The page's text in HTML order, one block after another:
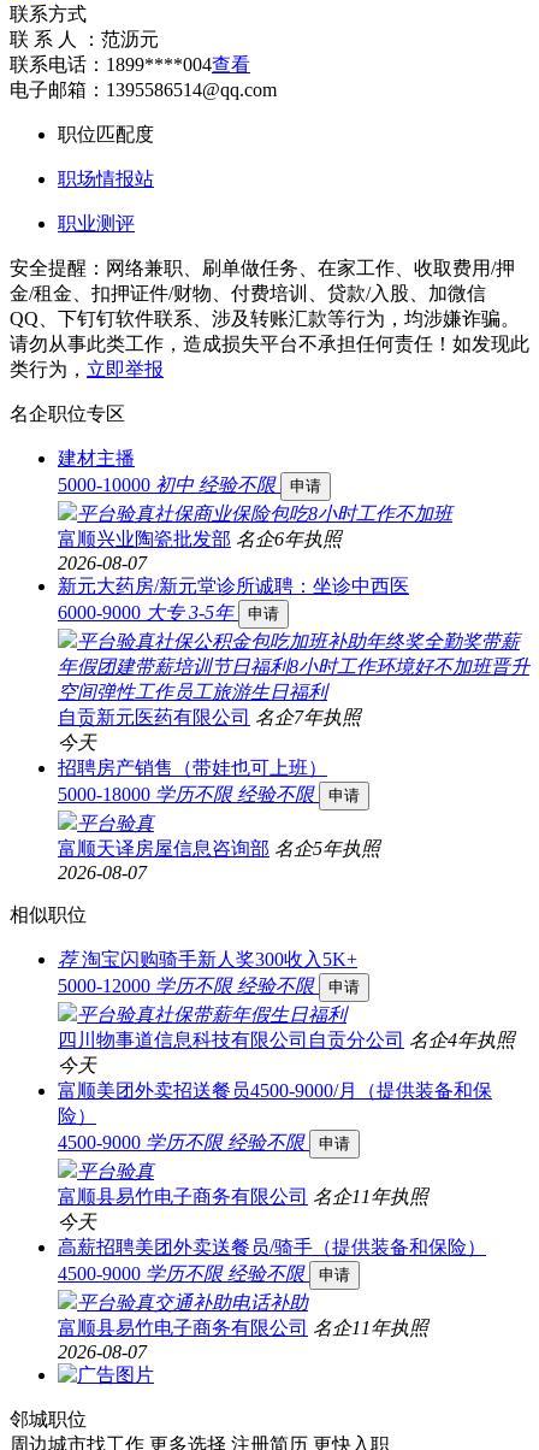
联系方式
联 系 人 ： 范沥元
联系电话： 1899****004查看
电子邮箱： 1395586514@qq.com
职位匹配度
职场情报站
职业测评
安全提醒：网络兼职、刷单做任务、在家工作、收取费用/押
金/租金、扣押证件/财物、付费培训、贷款/入股、加微信
QQ、下钉钉软件联系、涉及转账汇款等行为，均涉嫌诈骗。
请勿从事此类工作，造成损失平台不承担任何责任！如发现此
类行为， 立即举报
名企职位专区
建材主播
5000-10000 初中 经验不限 申请
平台验真社保商业保险包吃8小时工作不加班
富顺兴业陶瓷批发部 名企6年执照
2026-08-07
新元大药房/新元堂诊所诚聘：坐诊中西医
6000-9000 大专 3-5年 申请
平台验真社保公积金包吃加班补助年终奖全勤奖带薪
年假团建带薪培训节日福利8小时工作环境好不加班晋升
空间弹性工作员工旅游生日福利
自贡新元医药有限公司 名企7年执照
今天
招聘房产销售（带娃也可上班）
5000-18000 学历不限 经验不限 申请
平台验真
富顺天译房屋信息咨询部 名企5年执照
2026-08-07
相似职位
荐 淘宝闪购骑手新人奖300收入5K+
5000-12000 学历不限 经验不限 申请
平台验真社保带薪年假生日福利
四川物事道信息科技有限公司自贡分公司 名企4年执照
今天
富顺美团外卖招送餐员4500-9000/月（提供装备和保
险）
4500-9000 学历不限 经验不限 申请
平台验真
富顺县易竹电子商务有限公司 名企11年执照
今天
高薪招聘美团外卖送餐员/骑手（提供装备和保险）
4500-9000 学历不限 经验不限 申请
平台验真交通补助电话补助
富顺县易竹电子商务有限公司 名企11年执照
2026-08-07
邻城职位
周边城市找工作 更多选择 注册简历 更快入职